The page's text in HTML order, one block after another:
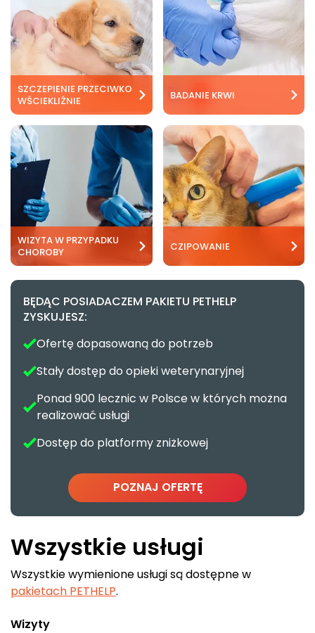
+48 790 277 277
EN
SZCZEPIENIE PRZECIWKO
WŚCIEKLIŹNIE
BADANIE KRWI
WIZYTA W PRZYPADKU
CHOROBY
CZIPOWANIE
BĘDĄC POSIADACZEM PAKIETU PETHELP
ZYSKUJESZ:
Ofertę dopasowaną do potrzeb
Stały dostęp do opieki weterynaryjnej
Ponad 900 lecznic w Polsce w których można
realizować usługi
Dostęp do platformy zniżkowej
POZNAJ OFERTĘ
Wszystkie usługi
Wszystkie wymienione usługi są dostępne w
pakietach PETHELP.
Wizyty